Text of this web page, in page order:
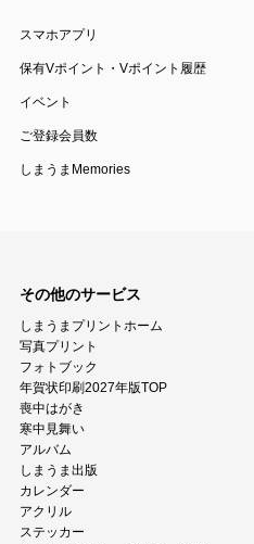
スマホアプリ
保有Vポイント・Vポイント履歴
イベント
ご登録会員数
しまうまMemories
その他のサービス
しまうまプリントホーム
写真プリント
フォトブック
年賀状印刷2027年版TOP
喪中はがき
寒中見舞い
アルバム
しまうま出版
カレンダー
アクリル
ステッカー